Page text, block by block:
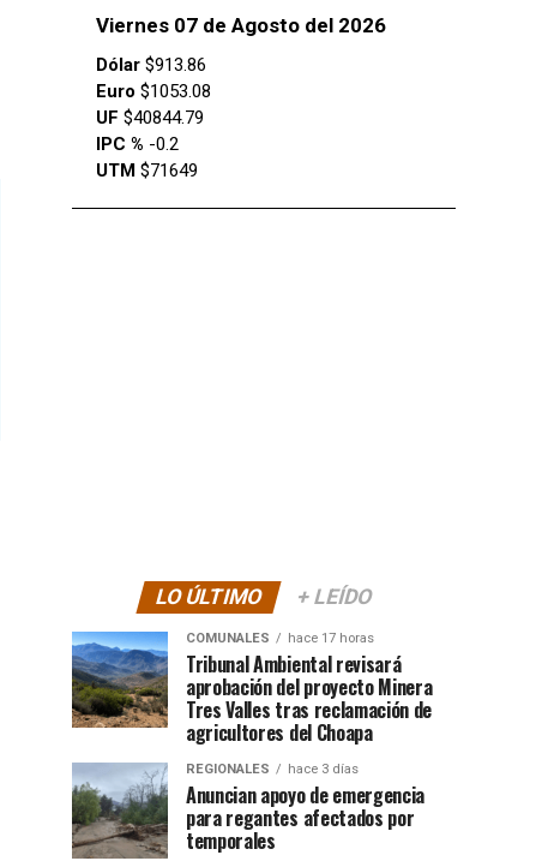
Viernes 07 de Agosto del 2026
Dólar $913.86
Euro $1053.08
UF $40844.79
IPC % -0.2
UTM $71649
LO ÚLTIMO + LEÍDO
COMUNALES hace 17 horas
Tribunal Ambiental revisará
aprobación del proyecto Minera
Tres Valles tras reclamación de
agricultores del Choapa
REGIONALES hace 3 días
Anuncian apoyo de emergencia
para regantes afectados por
temporales